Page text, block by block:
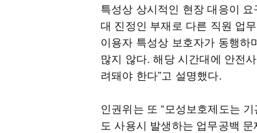
특성상 상시적인 현장 대응이
대 진정인 부재로 다른 직원 업
이용자 특성상 보호자가 동행
많지 않다. 해당 시간대에 안전
려돼야 한다”고 설명했다.
인권위는 또 “모성보호제도는
도 사용시 발생하는 업무공백